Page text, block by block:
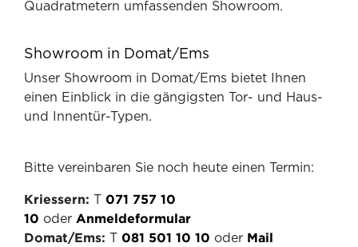
Quadratmetern umfassenden Showroom.
Showroom in Domat/Ems
Unser Showroom in Domat/Ems bietet Ihnen
einen Einblick in die gängigsten Tor- und Haus-
und Innentür-Typen.
Bitte vereinbaren Sie noch heute einen Termin:
Kriessern:
071 757 10
10 oder Anmeldeformular
Domat/Ems:
081 501 10 10 oder Mail